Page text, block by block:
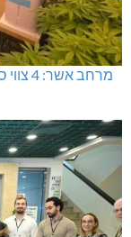
מרחב אשר: 4 צווי סגירה